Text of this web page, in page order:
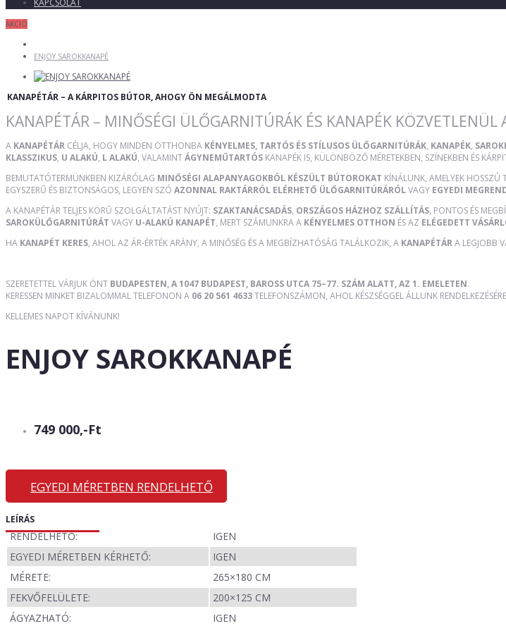
AKCIÓ
ENJOY SAROKKANAPÉ
KANAPÉTÁR – A KÁRPITOS BÚTOR, AHOGY ÖN MEGÁLMODTA
KANAPÉTÁR – MINŐSÉGI ÜLŐGARNITÚRÁK ÉS KANAPÉK KÖZVETLENÜL
A KANAPÉTÁR CÉLJA, HOGY MINDEN OTTHONBA KÉNYELMES, TARTÓS ÉS STÍLUSOS ÜLŐGARNITÚRÁK, KANAPÉK,
KLASSZIKUS, U ALAKÚ, L ALAKÚ, VALAMINTÁGYNEMŰTARTÓS KANAPÉK IS, KÜLÖNBÖZŐ MÉRETEKBEN, SZÍNEKBEN ÉS
BEMUTATÓTERMÜNKBEN KIZÁRÓLAG MINŐSÉGI ALAPANYAGOKBÓL KÉSZÜLT BÚTOROKAT KÍNÁLUNK, AMELYEK HOSSZÚ
EGYSZERŰ ÉS BIZTONSÁGOS, LEGYEN SZÓ AZONNAL RAKTÁRRÓL ELÉRHETŐ ÜLŐGARNITÚRÁRÓLVAGY EGYEDI
A KANAPÉTÁR TELJES KÖRŰ SZOLGÁLTATÁST NYÚJT: SZAKTANÁCSADÁS, ORSZÁGOS HÁZHOZ SZÁLLÍTÁS, PONTOS ÉS
SAROKÜLŐGARNITÚRÁT VAGY U-ALAKÚ KANAPÉT, MERT SZÁMUNKRA A KÉNYELMES OTTHON ÉS AZ ELÉGEDETT
HA KANAPÉT KERES, AHOL AZ ÁR-ÉRTÉK ARÁNY, A MINŐSÉG ÉS A MEGBÍZHATÓSÁG TALÁLKOZIK, A KANAPÉTÁRA LEGJOBB
SZERETETTEL VÁRJUK ÖNT BUDAPESTEN, A 1047 BUDAPEST, BAROSS UTCA 75–77. SZÁM ALATT, AZ 1. EMELETEN.
KERESSEN MINKET BIZALOMMAL TELEFONON A 06 20 561 4633TELEFONSZÁMON, AHOL KÉSZSÉGGEL ÁLLUNK
KELLEMES NAPOT KÍVÁNUNK!
ENJOY SAROKKANAPÉ
749 000,-Ft
EGYEDI MÉRETBEN RENDELHETŐ
LEÍRÁS
RENDELHETŐ:
IGEN
EGYEDI MÉRETBEN KÉRHETŐ:
IGEN
MÉRETE:
265×180 CM
FEKVŐFELÜLETE:
200×125 CM
ÁGYAZHATÓ:
IGEN